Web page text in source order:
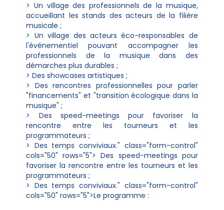
> Un village des professionnels de la musique,
accueillant les stands des acteurs de la filière
musicale ;
> Un village des acteurs éco-responsables de
l'événementiel pouvant accompagner les
professionnels de la musique dans des
démarches plus durables ;
> Des showcases artistiques ;
> Des rencontres professionnelles pour parler
"financements" et "transition écologique dans la
musique" ;
> Des speed-meetings pour favoriser la
rencontre entre les tourneurs et les
programmateurs ;
> Des temps conviviaux." class="form-control"
cols="50" rows="5"> Des speed-meetings pour
favoriser la rencontre entre les tourneurs et les
programmateurs ;
> Des temps conviviaux." class="form-control"
cols="50" rows="5">Le programme :